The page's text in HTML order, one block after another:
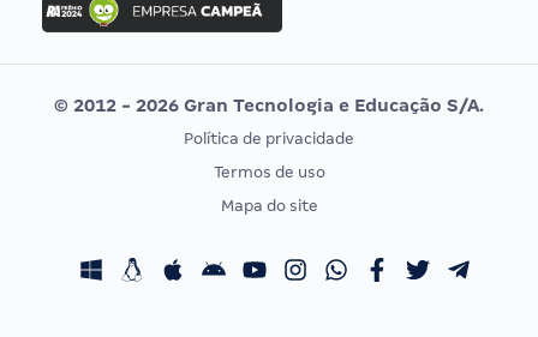
Concurso MPU
Editais publicados
Vunesp
CONCURSOS POR PROFISSÃO
Concursos Fiscais
EXAME DE ORDEM
Calendário OAB
© 2012 - 2026 Gran Tecnologia e Educação S/A.
Política de privacidade
Termos de uso
Mapa do site